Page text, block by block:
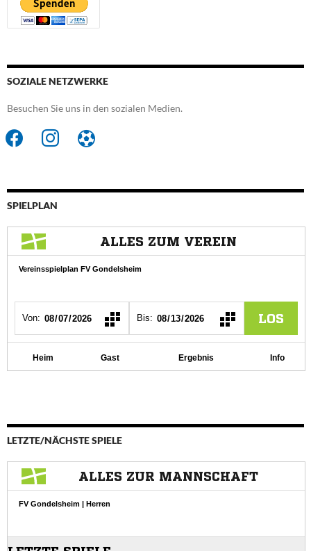
SOZIALE NETZWERKE
Besuchen Sie uns in den sozialen Medien.
facebook
instagram futbol-
SPIELPLAN
LETZTE/NÄCHSTE SPIELE